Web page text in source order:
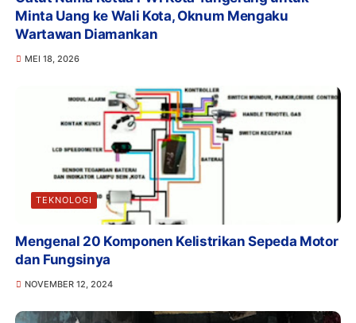
Minta Uang ke Wali Kota, Oknum Mengaku
Wartawan Diamankan
MEI 18, 2026
TEKNOLOGI
Mengenal 20 Komponen Kelistrikan Sepeda Motor
dan Fungsinya
NOVEMBER 12, 2024